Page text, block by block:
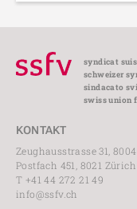
syndicat
schweizer
sindacato
swiss union
KONTAKT
Zeughausstrasse 31,
Postfach 451, 8021 Zürich
T +41 44 272 21 49
info@ssfv.ch